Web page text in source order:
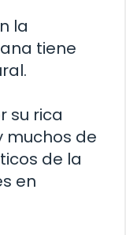
la
tiene
su rica
muchos de
de la
en